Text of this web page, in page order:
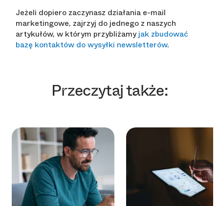
Jeżeli dopiero zaczynasz działania e-mail
marketingowe, zajrzyj do jednego z naszych
artykułów, w którym przybliżamy jak zbudować
bazę kontaktów do wysyłki newsletterów.
Przeczytaj także: